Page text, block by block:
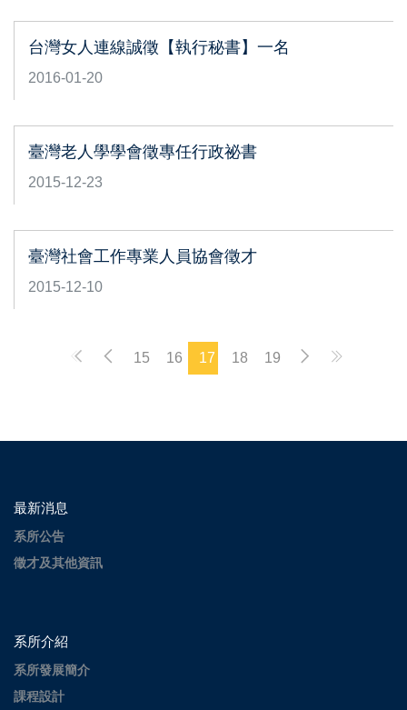
台灣女人連線誠徵【執行秘書】一名
2016-01-20
臺灣老人學學會徵專任行政祕書
2015-12-23
臺灣社會工作專業人員協會徵才
2015-12-10
15 16 17 18 19
最新消息
系所公告
徵才及其他資訊
系所介紹
系所發展簡介
課程設計